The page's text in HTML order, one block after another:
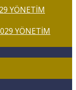
YÖNETİM
YÖNETİM